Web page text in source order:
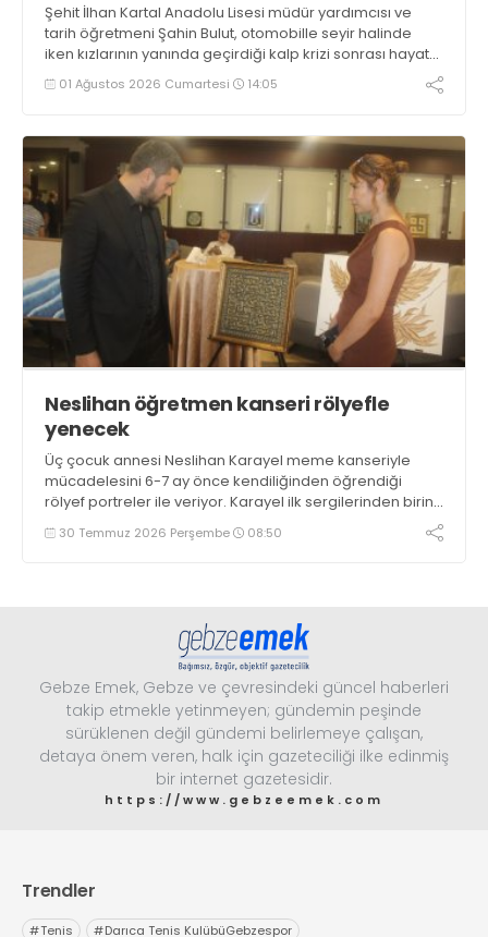
Şehit İlhan Kartal Anadolu Lisesi müdür yardımcısı ve
tarih öğretmeni Şahin Bulut, otomobille seyir halinde
iken kızlarının yanında geçirdiği kalp krizi sonrası hayata
tutunamadı. 2024’te de kalp krizi geçiren Bulut, son
yolculuğuna bugün ikindide Çayırova’dan uğurlanacak
01 Ağustos 2026 Cumartesi 14:05
Neslihan öğretmen kanseri rölyefle
yenecek
Üç çocuk annesi Neslihan Karayel meme kanseriyle
mücadelesini 6-7 ay önce kendiliğinden öğrendiği
rölyef portreler ile veriyor. Karayel ilk sergilerinden birini
GTO’da açarak eserlerini görücüye çıkardı
30 Temmuz 2026 Perşembe 08:50
Gebze Emek, Gebze ve çevresindeki güncel haberleri
takip etmekle yetinmeyen; gündemin peşinde
sürüklenen değil gündemi belirlemeye çalışan,
detaya önem veren, halk için gazeteciliği ilke edinmiş
bir internet gazetesidir.
https://www.gebzeemek.com
Trendler
#Tenis #Darıca Tenis KulübüGebzespor